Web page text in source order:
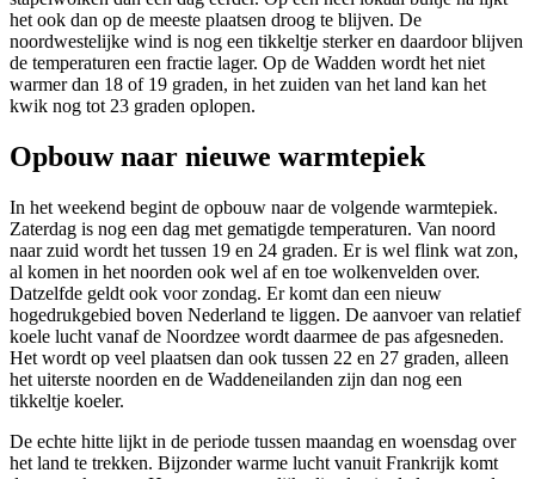
het ook dan op de meeste plaatsen droog te blijven. De
noordwestelijke wind is nog een tikkeltje sterker en daardoor blijven
de temperaturen een fractie lager. Op de Wadden wordt het niet
warmer dan 18 of 19 graden, in het zuiden van het land kan het
kwik nog tot 23 graden oplopen.
Opbouw naar nieuwe warmtepiek
In het weekend begint de opbouw naar de volgende warmtepiek.
Zaterdag is nog een dag met gematigde temperaturen. Van noord
naar zuid wordt het tussen 19 en 24 graden. Er is wel flink wat zon,
al komen in het noorden ook wel af en toe wolkenvelden over.
Datzelfde geldt ook voor zondag. Er komt dan een nieuw
hogedrukgebied boven Nederland te liggen. De aanvoer van relatief
koele lucht vanaf de Noordzee wordt daarmee de pas afgesneden.
Het wordt op veel plaatsen dan ook tussen 22 en 27 graden, alleen
het uiterste noorden en de Waddeneilanden zijn dan nog een
tikkeltje koeler.
De echte hitte lijkt in de periode tussen maandag en woensdag over
het land te trekken. Bijzonder warme lucht vanuit Frankrijk komt